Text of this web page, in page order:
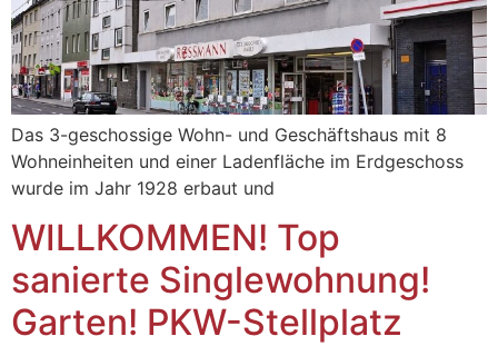
Das 3-geschossige Wohn- und Geschäftshaus mit 8
Wohneinheiten und einer Ladenfläche im Erdgeschoss
wurde im Jahr 1928 erbaut und
WILLKOMMEN! Top
sanierte Singlewohnung!
Garten! PKW-Stellplatz